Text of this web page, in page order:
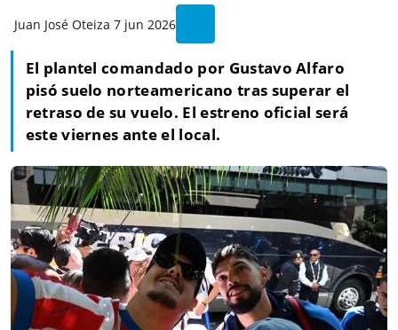
Juan José Oteiza 7 jun 2026
El plantel comandado por Gustavo Alfaro
pisó suelo norteamericano tras superar el
retraso de su vuelo. El estreno oficial será
este viernes ante el local.